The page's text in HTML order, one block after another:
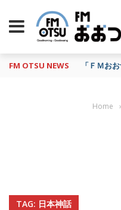
FM OTSU NEWS 「ＦＭお
TAG: 日本神話
Home ›